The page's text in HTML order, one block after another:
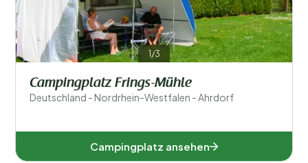
1/3
Campingplatz Frings-Mühle
Deutschland - Nordrhein-Westfalen - Ahrdorf
Campingplatz ansehen